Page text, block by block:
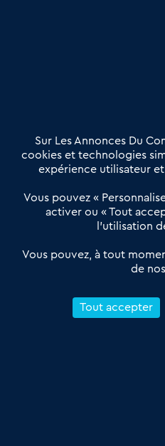
Offres Pro
Actualités
Qui sommes nous ?
Derniers articles
Réseau 3C : un partenaire
Petitscommerces : Un
proximité et des territoires
Reprendre un Restaurant Rapide
Sur Les Annonces Du
cookies et technologies
expérience utilisateur
Vous pouvez «
activer ou « Tout
l’utilisation
Vous pouvez, à tout
de
Tout accepter